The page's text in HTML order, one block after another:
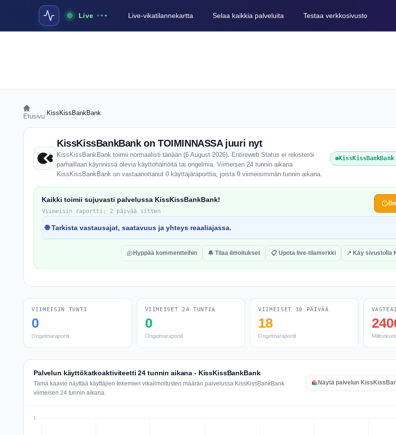
Live Live-vikatilannekartta Selaa kaikkia palveluita Testaa verkkosivusto
Etusivu KissKissBankBank
KissKissBankBank on TOIMINNASSA juuri nyt
KissKissBankBank toimii normaalisti tänään (6 August 2026). Entireweb Status ei rekisteröi
parhaillaan käynnissä olevia käyttöhäiriöitä tai ongelmia. Viimeisen 24 tunnin aikana
KissKissBankBank on vastaanottanut 0 käyttäjäraporttia, joista 0 viimeisimmän tunnin aikana.
Kaikki toimii sujuvasti palvelussa KissKissBankBank!
Viimeisin raportti: 2 päivää sitten
🌐 Tarkista vastausajat, saatavuus ja yhteys reaaliajassa.
Hyppää kommentteihin 🔔 Tilaa ilmoitukset 📋 Upota live-tilamerkki ↗ Käy sivustolla
VIIMEISIN TUNTI
0
Ongelmaraportit
VIIMEISET 24 TUNTIA
0
Ongelmaraportit
VIIMEISET 30 PÄIVÄÄ
18
Ongelmaraportit
Palvelun käyttökatkoaktiviteetti 24 tunnin aikana - KissKissBankBank
Tämä kaavio näyttää käyttäjien tekemien vikailmoitusten määrän palvelussa KissKissBankBank
viimeisen 24 tunnin aikana.
Näytä palvelun